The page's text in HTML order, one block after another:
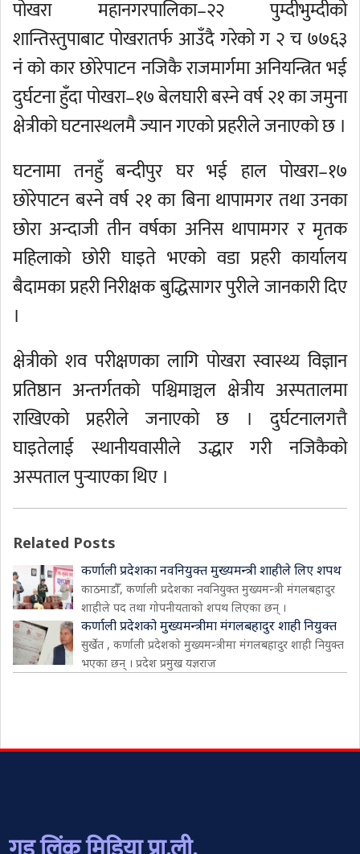
पोखरा महानगरपालिका–२२ पुम्दीभुम्दीको
शान्तिस्तुपाबाट पोखरातर्फ आउँदै गरेको ग २ च ७७६३
नं को कार छोरेपाटन नजिकै राजमार्गमा अनियन्त्रित भई
दुर्घटना हुँदा पोखरा–१७ बेलघारी बस्ने वर्ष २१ का जमुना
क्षेत्रीको घटनास्थलमै ज्यान गएको प्रहरीले जनाएको छ ।
घटनामा तनहुँ बन्दीपुर घर भई हाल पोखरा–१७
छोरेपाटन बस्ने वर्ष २१ का बिना थापामगर तथा उनका
छोरा अन्दाजी तीन वर्षका अनिस थापामगर र मृतक
महिलाको छोरी घाइते भएको वडा प्रहरी कार्यालय
बैदामका प्रहरी निरीक्षक बुद्धिसागर पुरीले जानकारी दिए
।
क्षेत्रीको शव परीक्षणका लागि पोखरा स्वास्थ्य विज्ञान
प्रतिष्ठान अन्तर्गतको पश्चिमाञ्चल क्षेत्रीय अस्पतालमा
राखिएको प्रहरीले जनाएको छ । दुर्घटनालगत्तै
घाइतेलाई स्थानीयवासीले उद्धार गरी नजिकैको
अस्पताल पुर्‍याएका थिए ।
Related Posts
कर्णाली प्रदेशका नवनियुक्त मुख्यमन्त्री शाहीले लिए शपथ
काठमाडौँ, कर्णाली प्रदेशका नवनियुक्त मुख्यमन्त्री मंगलबहादुर
शाहीले पद तथा गोपनीयताको शपथ लिएका छन् ।
कर्णाली प्रदेशको मुख्यमन्त्रीमा मंगलबहादुर शाही नियुक्त
सुर्खेत , कर्णाली प्रदेशको मुख्यमन्त्रीमा मंगलबहादुर शाही नियुक्त
भएका छन् । प्रदेश प्रमुख यज्ञराज